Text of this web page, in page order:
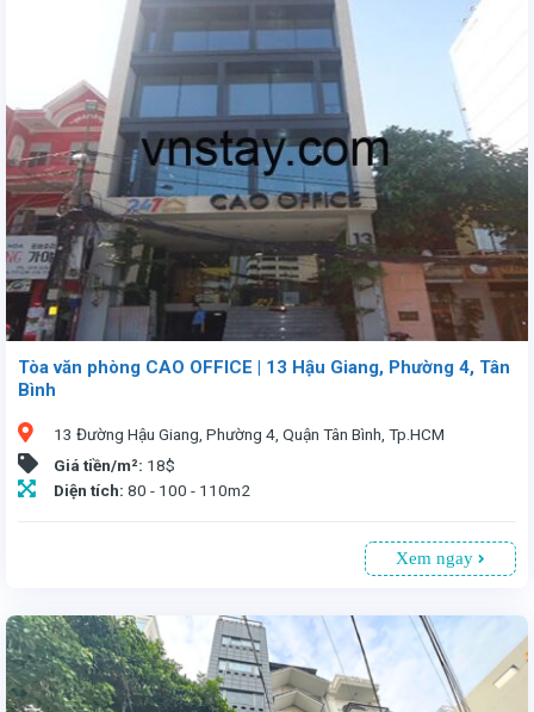
Tòa văn phòng CAO OFFICE | 13 Hậu Giang, Phường 4, Tân
Bình
13 Đường Hậu Giang, Phường 4, Quận Tân Bình, Tp.HCM
Giá tiền/m²: 18$
Diện tích: 80 - 100 - 110m2
Xem ngay